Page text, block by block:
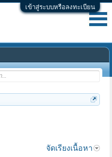
เข้าสู่ระบบหรือลงทะเบียน
จัดเรียงเนื้อหา